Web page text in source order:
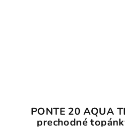
PONTE 20 AQUA
prechodné